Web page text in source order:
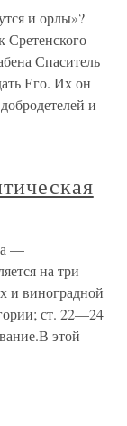
и орлы»?
Сретенского
Спаситель
Его. Их он
и
—
на три
и виноградной
ст. 22—24
этой